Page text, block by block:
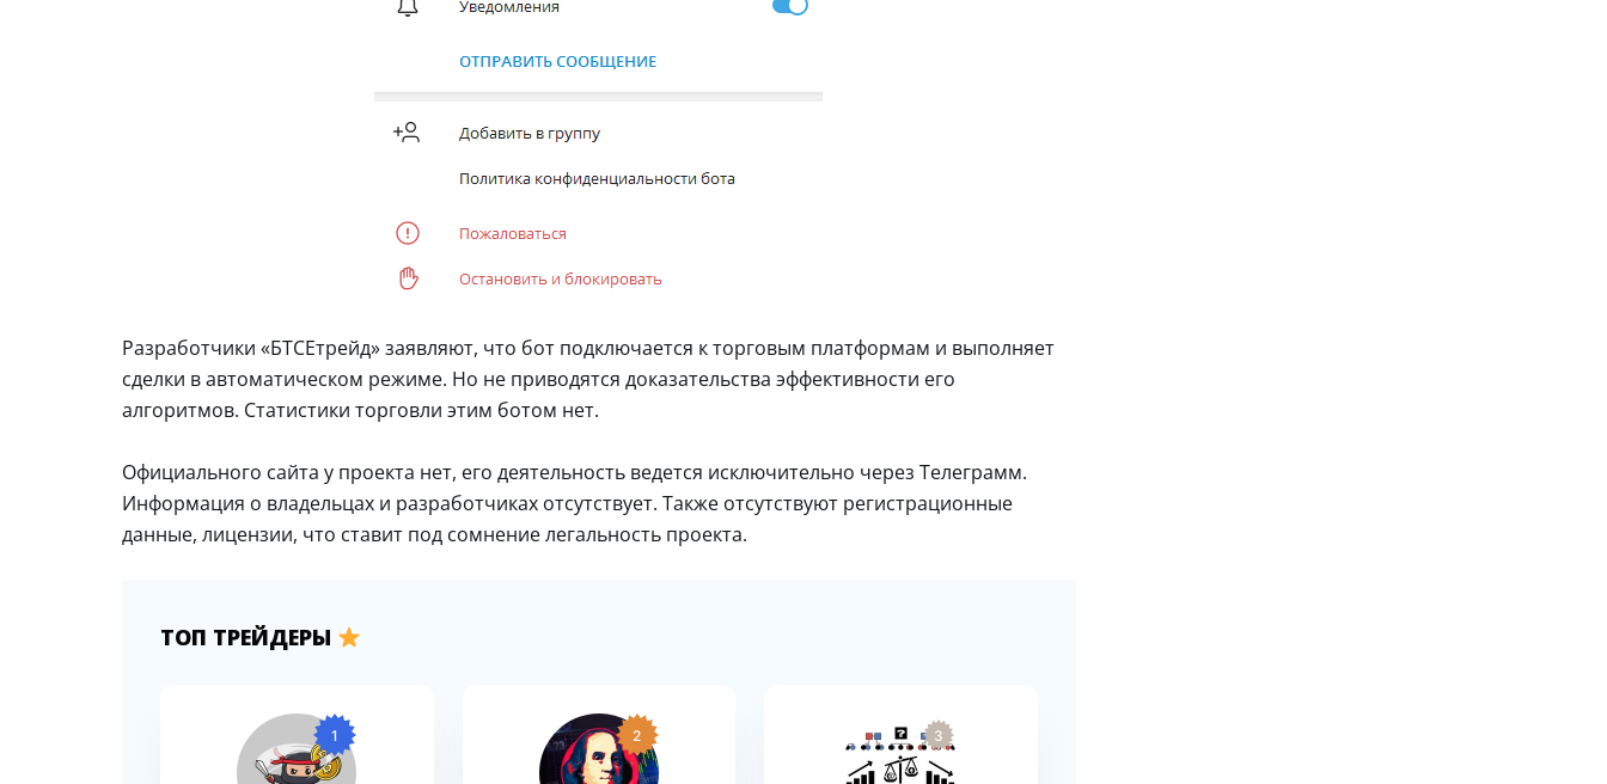
Разработчики «БТСЕтрейд» заявляют, что бот подключается к торговым платформам и выполняет
сделки в автоматическом режиме. Но не приводятся доказательства эффективности его
алгоритмов. Статистики торговли этим ботом нет.
Официального сайта у проекта нет, его деятельность ведется исключительно через Телеграмм.
Информация о владельцах и разработчиках отсутствует. Также отсутствуют регистрационные
данные, лицензии, что ставит под сомнение легальность проекта.
ТОП ТРЕЙДЕРЫ
1 2 3